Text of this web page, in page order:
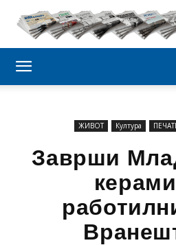
ЖИВОТ Култура
Заврши